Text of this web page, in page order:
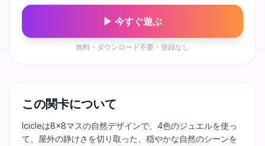
▶ 今すぐ遊ぶ
無料・ダウンロード不要・登録なし
この関卡について
Icicleは8×8マスの自然デザインで、4色のジュエルを使っ
て、屋外の静けさを切り取った、穏やかな自然のシーンを